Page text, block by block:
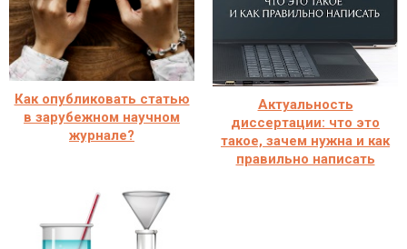
Как опубликовать статью
в зарубежном научном
журнале?
Актуальность
диссертации: что это
такое, зачем нужна и как
правильно написать